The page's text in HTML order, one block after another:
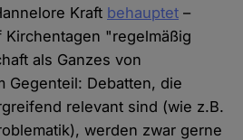
Kraft behauptet –
"regelmäßig
als Ganzes von
Gegenteil: Debatten, die
relevant sind (wie z.B.
werden zwar gerne